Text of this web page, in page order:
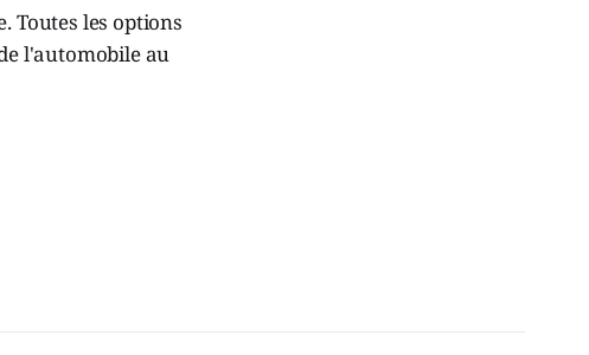
Toutes les options
l'automobile au